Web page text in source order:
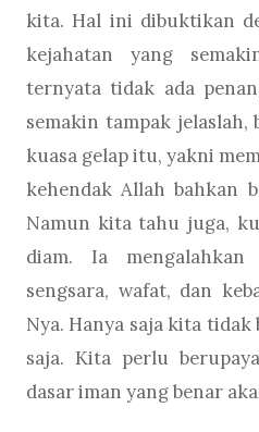
kita. Hal ini dibuktikan
kejahatan yang
ternyata tidak ada
semakin tampak
kuasa gelap itu, yakni
kehendak Allah bahkan
Namun kita tahu juga,
diam. Ia
sengsara, wafat, dan
Nya. Hanya saja kita
saja. Kita perlu
dasar iman yang benar